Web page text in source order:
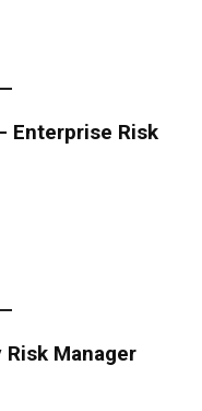
Enterprise Risk
Risk Manager